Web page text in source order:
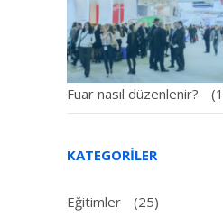
Fuar nasıl düzenlenir?
KATEGORILER
Eğitimler (25)